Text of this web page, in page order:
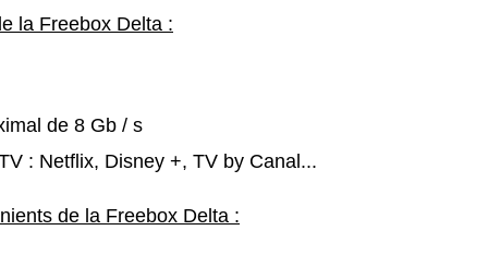
la Freebox Delta :
de 8 Gb / s
: Netflix, Disney +, TV by Canal...
de la Freebox Delta :